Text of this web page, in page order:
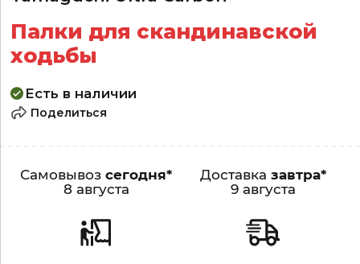
Палки для скандинавской
ходьбы
Есть в наличии
Поделиться
Самовывозсегодня*
8 августа
Доставказавтра*
9 августа